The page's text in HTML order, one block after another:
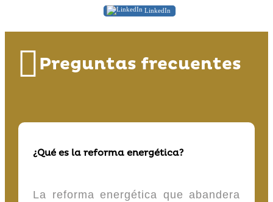
LinkedIn
Preguntas frecuentes
¿Qué es la reforma energética?
La reforma energética que abandera